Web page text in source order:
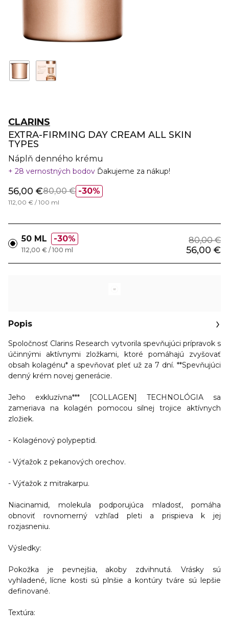
CLARINS
EXTRA-FIRMING DAY CREAM ALL SKIN
TYPES
Náplň denného krému
28 vernostných bodov Ďakujeme za nákup!
30%
56,00 €80,00 €
112,00 € / 100 ml
50 ML 30% 80,00 €
56,00 €
112,00 € / 100 ml
Popis
Spoločnosť Clarins Research vytvorila spevňujúci prípravok s
účinnými aktívnymi zložkami, ktoré pomáhajú zvyšovať
obsah kolagénu* a spevňovať pleť už za 7 dní. **Spevňujúci
denný krém novej generácie.
Jeho exkluzívna*** [COLLAGEN] TECHNOLÓGIA sa
zameriava na kolagén pomocou silnej trojice aktívnych
zložiek.
- Kolagénový polypeptid.
- Výťažok z pekanových orechov.
- Výťažok z mitrakarpu.
Niacinamid, molekula podporujúca mladosť, pomáha
obnoviť rovnomerný vzhľad pleti a prispieva k jej
rozjasneniu.
Výsledky:
Pokožka je pevnejšia, akoby zdvihnutá. Vrásky sú
vyhladené, lícne kosti sú plnšie a kontúry tváre sú lepšie
definované.
Textúra: